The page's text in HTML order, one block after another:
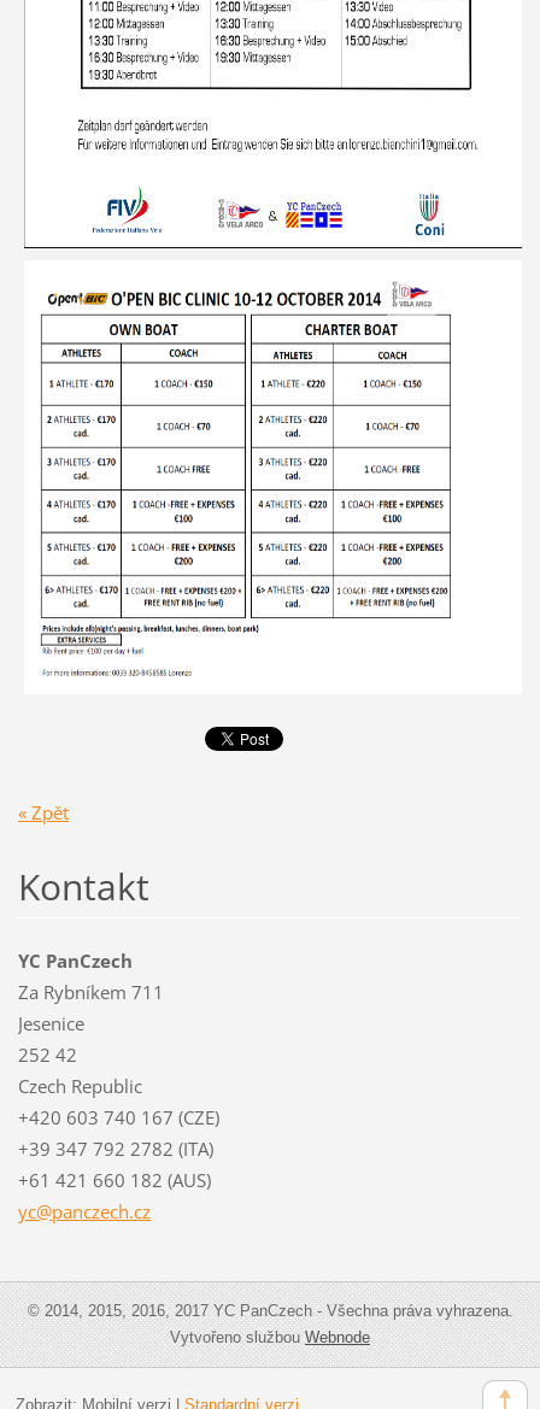
« Zpět
Kontakt
YC PanCzech
Za Rybníkem 711
Jesenice
252 42
Czech Republic
+420 603 740 167 (CZE)
+39 347 792 2782 (ITA)
+61 421 660 182 (AUS)
yc@panczech.cz
© 2014, 2015, 2016, 2017 YC PanCzech - Všechna práva vyhrazena.
Vytvořeno službouWebnode
Zobrazit: Mobilní verzi | Standardní verzi